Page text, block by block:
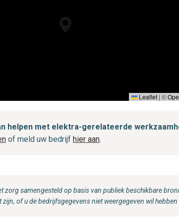
Leaflet | ©
helpen met elektra-gerelateerde
of meld uw bedrijf hier aan.
zorg samengesteld op basis van publiek beschikbare
of u de bedrijfsgegevens niet weergegeven wil